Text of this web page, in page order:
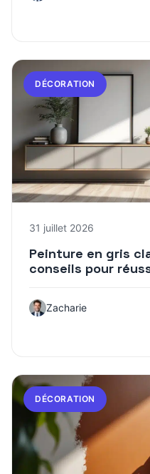
DÉCORATION
31 juillet 2026
Peinture en gris
conseils pour
Zacharie
DÉCORATION